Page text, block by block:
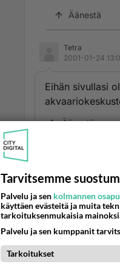
Äänestä
Tetra
2001-01-24
Eihän sivullasi
Äänestä
Niin mutta se
Äänestä
Tarvitsemme
Palvelu ja sen kolmannen
käyttäen evästeitä ja muita
tarkoituksenmukaisia
Palvelu ja sen kumppanit
Tarkoitukset